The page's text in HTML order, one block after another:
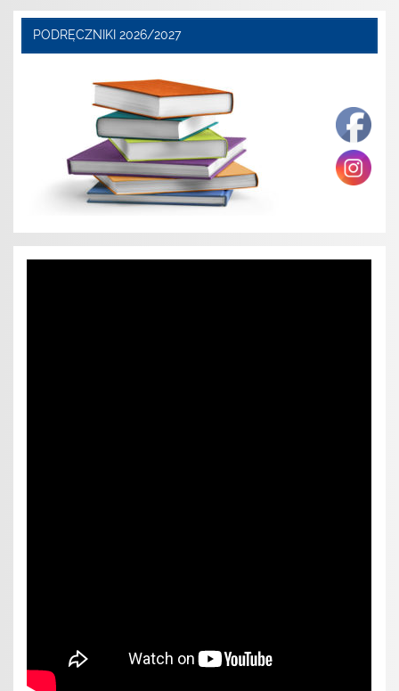
PODRĘCZNIKI 2026/2027